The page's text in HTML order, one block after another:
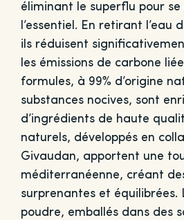
éliminant le superflu pour
l’essentiel. En retirant l’eau
ils réduisent
les émissions de carbone
formules, à 99% d’origine
substances nocives, sont
d’ingrédients de haute
naturels, développés en
Givaudan, apportent une
méditerranéenne, créant
surprenantes et équilibrées.
poudre, emballés dans des